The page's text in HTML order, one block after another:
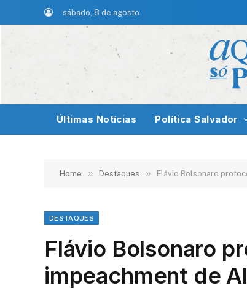
sábado, 8 de agosto
Últimas Notícias Política Salvador
Home » Destaques » Flávio Bolsonaro
DESTAQUES
Flávio Bolsonaro
impeachment de